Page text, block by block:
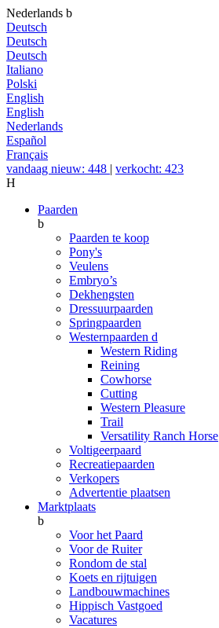
Nederlands b
Deutsch
Deutsch
Deutsch
Italiano
Polski
English
English
Nederlands
Español
Français
vandaag nieuw: 448 | verkocht: 423
H
Paarden
b
Paarden te koop
Pony's
Veulens
Embryo’s
Dekhengsten
Dressuurpaarden
Springpaarden
Westernpaarden d
Western Riding
Reining
Cowhorse
Cutting
Western Pleasure
Trail
Versatility Ranch Horse
Voltigeerpaard
Recreatiepaarden
Verkopers
Advertentie plaatsen
Marktplaats
b
Voor het Paard
Voor de Ruiter
Rondom de stal
Koets en rijtuigen
Landbouwmachines
Hippisch Vastgoed
Vacatures